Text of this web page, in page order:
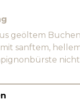
geöltem
sanftem, hellem